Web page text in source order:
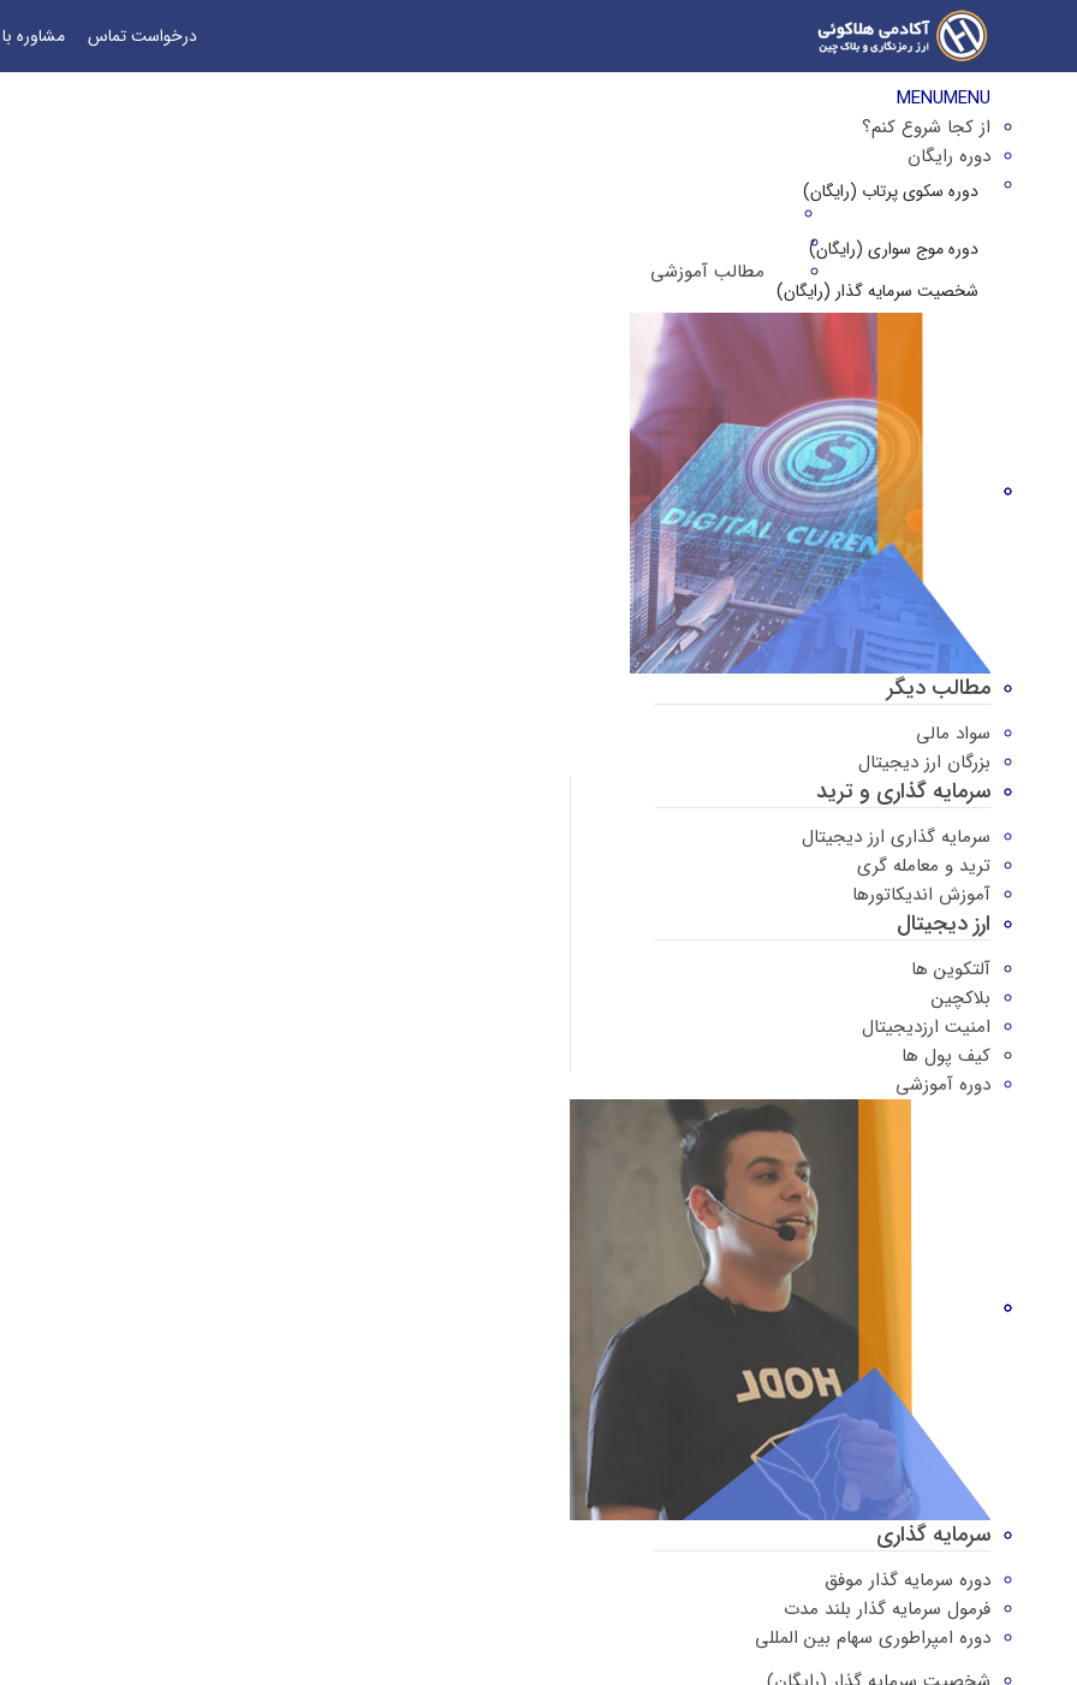
درخواست تماس مشاوره
MENUMENU
از کجا شروع کنم؟
دوره رایگان
دوره سکوی پرتاب (رایگان)
دوره موج سواری (رایگان)
شخصیت سرمایه گذار (رایگان)
مطالب آموزشی
مطالب دیگر
سواد مالی
بزرگان ارز دیجیتال
سرمایه گذاری و ترید
سرمایه گذاری ارز دیجیتال
ترید و معامله گری
آموزش اندیکاتورها
ارز دیجیتال
آلتکوین ها
بلاکچین
امنیت ارزدیجیتال
کیف پول ها
دوره‌ آموزشی
سرمایه گذاری
دوره سرمایه گذار موفق
فرمول سرمایه گذار بلند مدت
دوره امپراطوری سهام بین المللی